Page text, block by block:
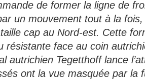
de former la ligne de
un mouvement tout à la
cap au Nord-est. Cette
résistante face au coin
autrichien Tegetthoff lance
ont la vue masquée par la